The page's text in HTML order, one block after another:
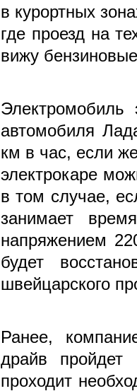
в курортных
где проезд на
вижу
Электромобиль
автомобиля
км в час, если
электрокаре
в том случае,
занимает
напряжением
будет
швейцарского
Ранее,
драйв
проходит